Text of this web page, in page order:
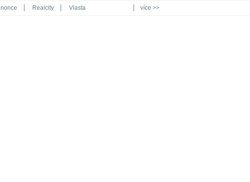
Realcity Vlasta více >>